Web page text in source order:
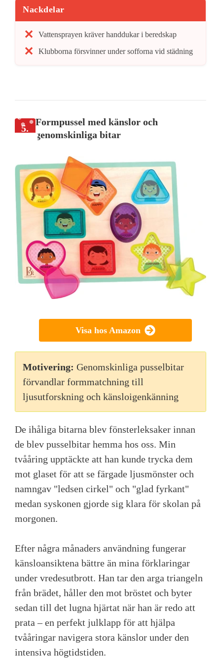
Nackdelar
Vattensprayen kräver handdukar i beredskap
Klubborna försvinner under sofforna vid städning
5.
Formpussel med känslor och
genomskinliga bitar
Visa hos Amazon
Motivering: Genomskinliga pusselbitar
förvandlar formmatchning till
ljusutforskning och känsloigenkänning
De ihåliga bitarna blev fönsterleksaker innan
de blev pusselbitar hemma hos oss. Min
tvååring upptäckte att han kunde trycka dem
mot glaset för att se färgade ljusmönster och
namngav "ledsen cirkel" och "glad fyrkant"
medan syskonen gjorde sig klara för skolan på
morgonen.
Efter några månaders användning fungerar
känsloansiktena bättre än mina förklaringar
under vredesutbrott. Han tar den arga triangeln
från brädet, håller den mot bröstet och byter
sedan till det lugna hjärtat när han är redo att
prata – en perfekt julklapp för att hjälpa
tvååringar navigera stora känslor under den
intensiva högtidstiden.